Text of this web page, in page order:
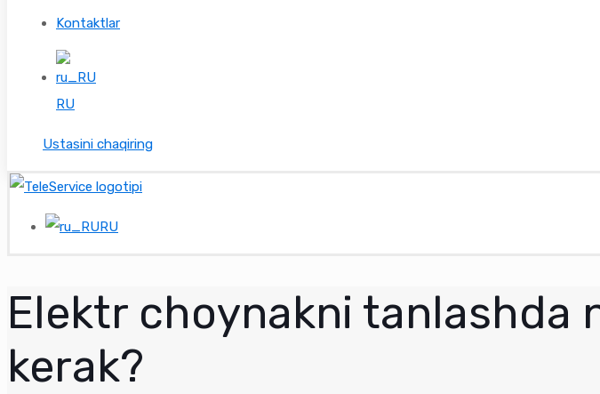
Kontaktlar
RU
Ustasini chaqiring
RU
Elektr choynakni tanlashda
kerak?